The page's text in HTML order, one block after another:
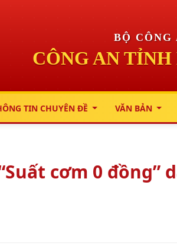
BỘ CÔNG
CÔNG AN
TIN CHUYÊN ĐỀ VĂN BẢN
cơm 0 đồng”